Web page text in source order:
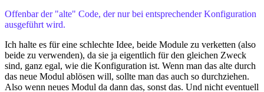
Offenbar der "alte" Code, der nur bei entsprechender Konfiguration
ausgeführt wird.
Ich halte es für eine schlechte Idee, beide Module zu verketten (also
beide zu verwenden), da sie ja eigentlich für den gleichen Zweck
sind, ganz egal, wie die Konfiguration ist. Wenn man das alte durch
das neue Modul ablösen will, sollte man das auch so durchziehen.
Also wenn neues Modul da dann das, sonst das. Und nicht eventuell